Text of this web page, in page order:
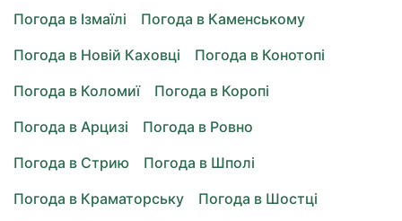
Погода в Ізмаїлі
Погода в Каменському
Погода в Новій Каховці
Погода в Конотопі
Погода в Коломиї
Погода в Коропі
Погода в Арцизі
Погода в Ровно
Погода в Стрию
Погода в Шполі
Погода в Краматорську
Погода в Шостці